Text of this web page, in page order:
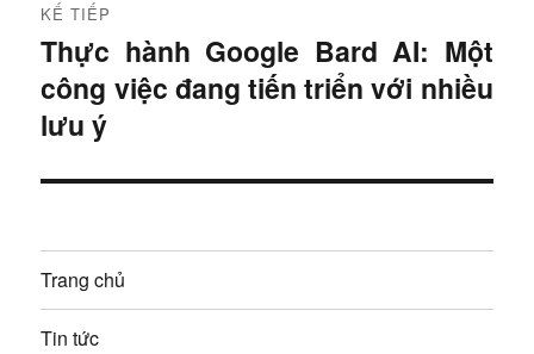
g
b
à
i
i
ế
KẾ TIẾP
B
à
i
i
p
:
Thực hành Google Bard AI: Một
công việc đang tiến triển với nhiều
lưu ý
Trang chủ
Tin tức